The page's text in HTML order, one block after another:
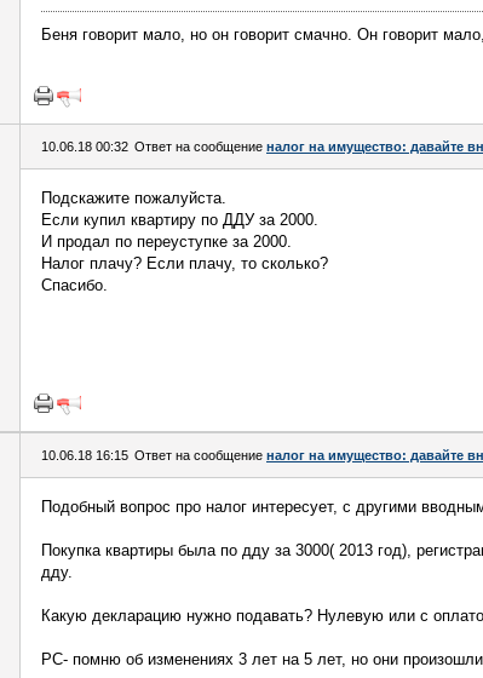
Беня говорит мало, но он говорит смачно. Он говорит
10.06.18 00:32 Ответ на сообщение налог на имущество: давайте
Подскажите пожалуйста.
Если купил квартиру по ДДУ за 2000.
И продал по переуступке за 2000.
Налог плачу? Если плачу, то сколько?
Спасибо.
10.06.18 16:15 Ответ на сообщение налог на имущество: давайте
Подобный вопрос про налог интересует, с другими
Покупка квартиры была по дду за 3000( 2013 год),
дду.
Какую декларацию нужно подавать? Нулевую или с
РС- помню об изменениях 3 лет на 5 лет, но они